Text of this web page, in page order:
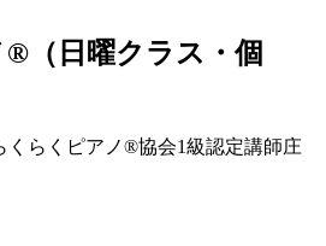
（日曜クラス・個
らくピアノ®協会1級認定講師庄